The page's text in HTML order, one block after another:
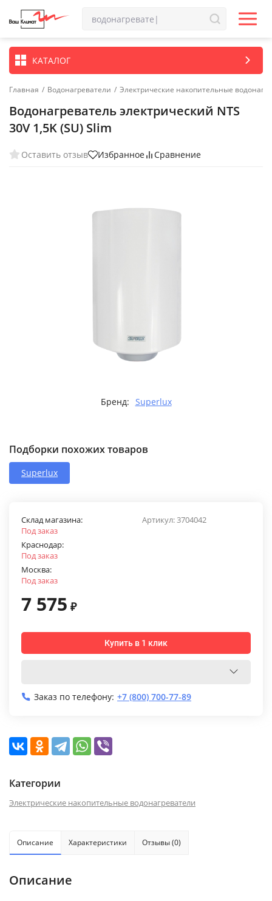
КАТАЛОГ
Главная / Водонагреватели / Электрические накопительные
Водонагреватель электрический NTS
30V 1,5K (SU) Slim
Оставить отзыв Избранное Сравнение
Бренд: Superlux
Подборки похожих товаров
Superlux
Артикул:3704042
Склад магазина:
Под заказ
Краснодар:
Под заказ
Москва:
Под заказ
7 575 ₽
Купить в 1 клик
Заказ по телефону: +7 (800) 700-77-89
Категории
Электрические накопительные водонагреватели
Описание Характеристики Отзывы (0)
Описание